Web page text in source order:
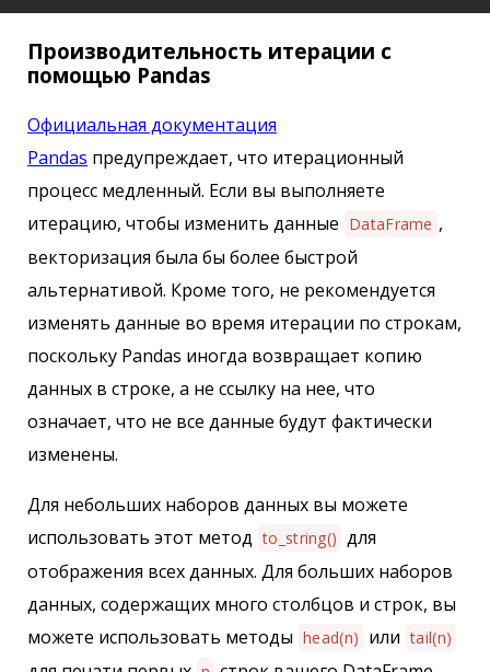
Производительность итерации с
помощью Pandas
Официальная документация
Pandas предупреждает, что итерационный
процесс медленный. Если вы выполняете
итерацию, чтобы изменить данные DataFrame ,
векторизация была бы более быстрой
альтернативой. Кроме того, не рекомендуется
изменять данные во время итерации по строкам,
поскольку Pandas иногда возвращает копию
данных в строке, а не ссылку на нее, что
означает, что не все данные будут фактически
изменены.
Для небольших наборов данных вы можете
использовать этот метод to_string() для
отображения всех данных. Для больших наборов
данных, содержащих много столбцов и строк, вы
можете использовать методы head(n) или tail(n)